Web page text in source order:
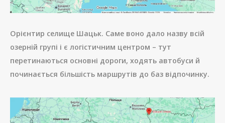
Орієнтир селище Шацьк. Саме воно дало назву всій
озерній групі і є логістичним центром – тут
перетинаються основні дороги, ходять автобуси й
починається більшість маршрутів до баз відпочинку.